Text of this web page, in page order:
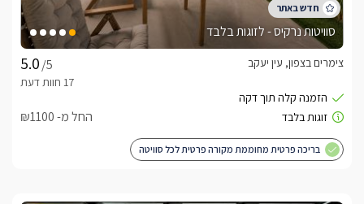
סוויטות נרקיס - לזוגות בלבד
/5
צימרים בצפון, עין יעקב
החל מ- ₪1100
בריכה פרטית מחוממת מקורה פרטית לכל סוויטה